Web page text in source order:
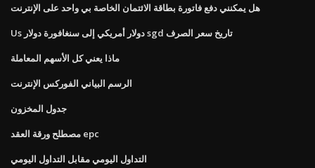
هل يمكنني دفع فاتورة بطاقة الائتمان الخاصة بي واحد على الإنترنت
Us دولار أمريكي إلى سنغافورة دولار sgd تاريخ سعر الصرف
ماذا يعني كل الأسهم المعاملة
الرسم البياني الفوركس الإنترنت
جدول المخزون
مصطلح ورقة العقد epc
التداول اليومي مقابل التداول اليومي